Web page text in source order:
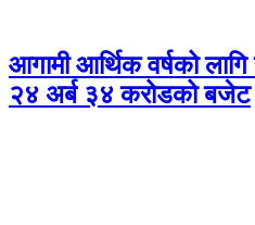
आगामी आर्थिक वर्षको
२४ अर्ब ३४ करोडको बजेट